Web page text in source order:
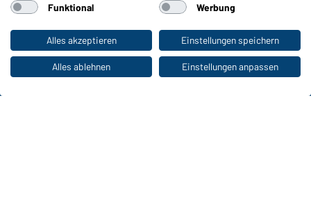
Zum Privatkunden-Shop
WORKWEAR COLLECTION
Die ideale Wahl für Professionals: Kollektionen
entdecken!
Funktional Werbung
Alles akzeptieren Einstellungen speichern
Alles ablehnen Einstellungen anpassen